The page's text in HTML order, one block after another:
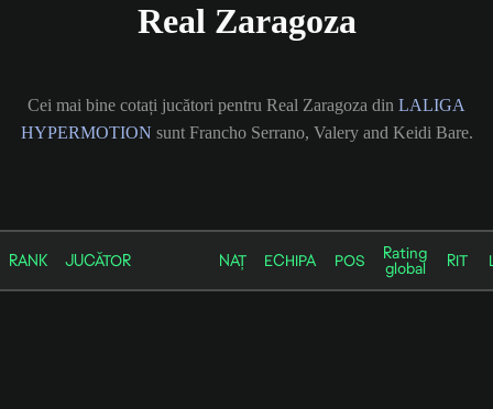
Real Zaragoza
Cei mai bine cotați jucători pentru Real Zaragoza din LALIGA
HYPERMOTION sunt Francho Serrano, Valery and Keidi Bare.
RANK JUCĂTOR NAȚ ECHIPA POS Rating
global RIT